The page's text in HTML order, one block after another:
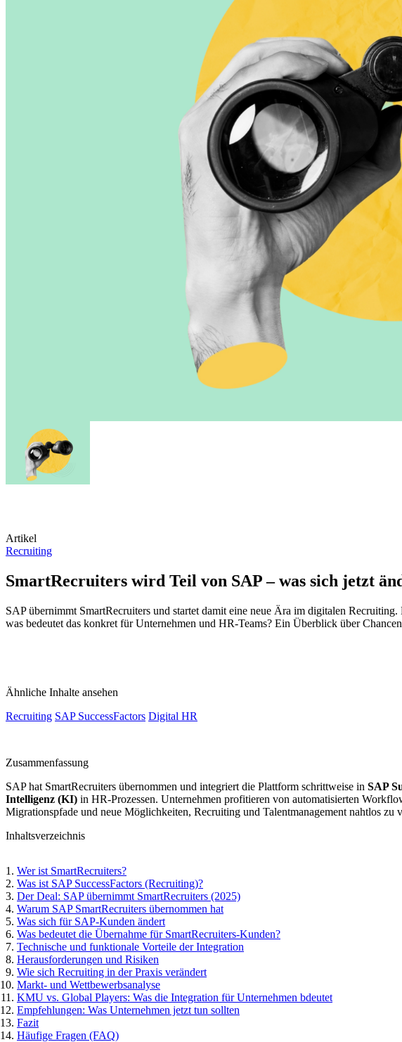
Artikel
Recruiting
SmartRecruiters wird Teil von SAP – was sich jetzt
SAP übernimmt SmartRecruiters und startet damit eine neue Ära im digitalen
was bedeutet das konkret für Unternehmen und HR-Teams? Ein Überblick über
Ähnliche Inhalte ansehen
Recruiting SAP SuccessFactors Digital HR
Zusammenfassung
SAP hat SmartRecruiters übernommen und integriert die Plattform schrittweise in SAP
Intelligenz (KI) in HR-Prozessen. Unternehmen profitieren von automatisierten
Migrationspfade und neue Möglichkeiten, Recruiting und Talentmanagement nahtlos zu
Inhaltsverzeichnis
Wer ist SmartRecruiters?
Was ist SAP SuccessFactors (Recruiting)?
Der Deal: SAP übernimmt SmartRecruiters (2025)
Warum SAP SmartRecruiters übernommen hat
Was sich für SAP-Kunden ändert
Was bedeutet die Übernahme für SmartRecruiters-Kunden?
Technische und funktionale Vorteile der Integration
Herausforderungen und Risiken
Wie sich Recruiting in der Praxis verändert
Markt- und Wettbewerbsanalyse
KMU vs. Global Players: Was die Integration für Unternehmen bdeutet
Empfehlungen: Was Unternehmen jetzt tun sollten
Fazit
Häufige Fragen (FAQ)